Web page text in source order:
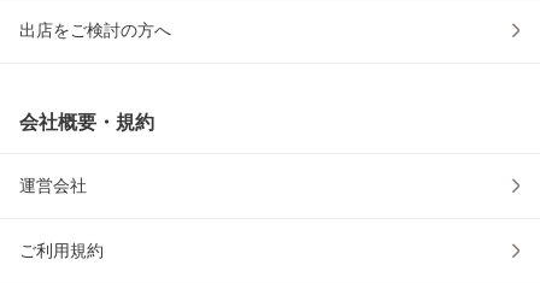
出店をご検討の方へ
会社概要・規約
運営会社
ご利用規約